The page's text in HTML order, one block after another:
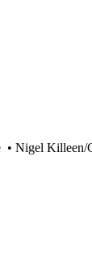
• Nigel Killeen/